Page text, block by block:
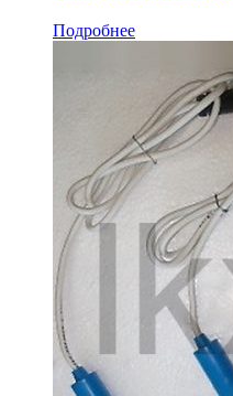
Подробнее